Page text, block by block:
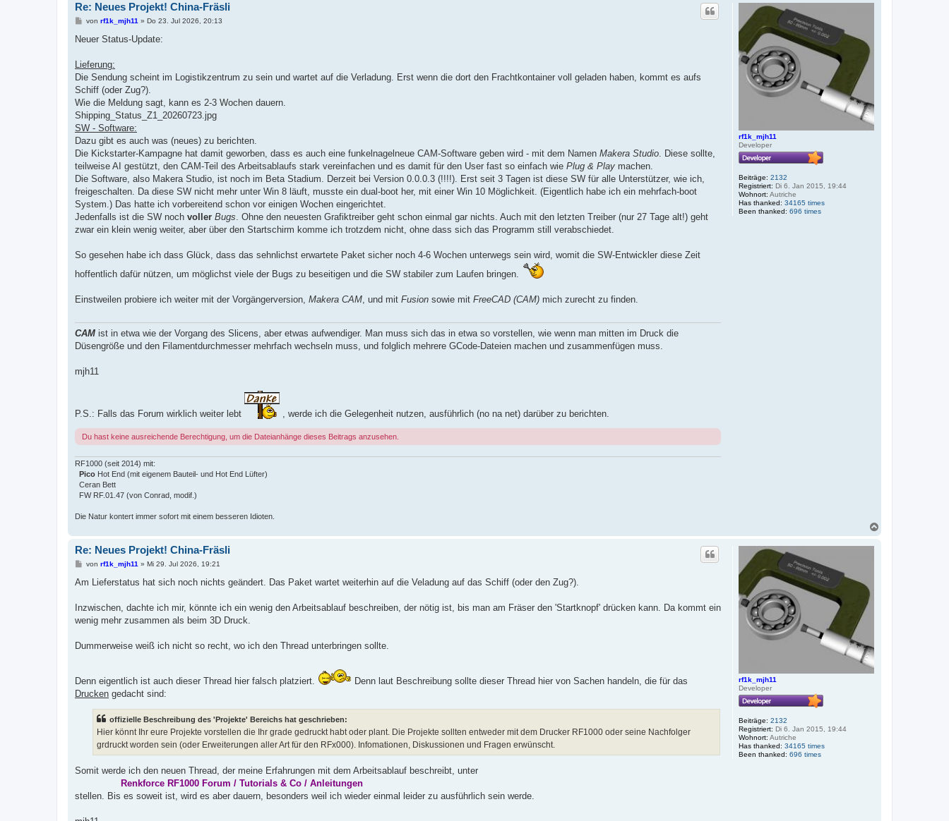
rf1k_mjh11
Developer
Beiträge: 2132
Registriert: Di 6. Jan 2015, 19:44
Wohnort: Autriche
Has thanked: 34165 times
Been thanked: 696 times
Re: Neues Projekt! China-Fräsli
B
i
a
g
von rf1k_mjh11 » Do 23. Jul 2026, 20:13
Neuer Status-Update:
Lieferung:
Die Sendung scheint im Logistikzentrum zu sein und wartet auf die Verladung. Erst wenn die dort den Frachtkontainer voll geladen haben, kommt es aufs
Schiff (oder Zug?).
Wie die Meldung sagt, kann es 2-3 Wochen dauern.
Shipping_Status_Z1_20260723.jpg
SW - Software:
Dazu gibt es auch was (neues) zu berichten.
Die Kickstarter-Kampagne hat damit geworben, dass es auch eine funkelnagelneue CAM-Software geben wird - mit dem Namen Makera Studio . Diese sollte,
teilweise AI gestützt, den CAM-Teil des Arbeitsablaufs stark vereinfachen und es damit für den User fast so einfach wie Plug & Play machen.
Die Software, also Makera Studio, ist noch im Beta Stadium. Derzeit bei Version 0.0.0.3 (!!!!). Erst seit 3 Tagen ist diese SW für alle Unterstützer, wie ich,
freigeschalten. Da diese SW nicht mehr unter Win 8 läuft, musste ein dual-boot her, mit einer Win 10 Möglichkeit. (Eigentlich habe ich ein mehrfach-boot
System.) Das hatte ich vorbereitend schon vor einigen Wochen eingerichtet.
Jedenfalls ist die SW noch voller Bugs . Ohne den neuesten Grafiktreiber geht schon einmal gar nichts. Auch mit den letzten Treiber (nur 27 Tage alt!) geht
zwar ein klein wenig weiter, aber über den Startschirm komme ich trotzdem nicht, ohne dass sich das Programm still verabschiedet.
So gesehen habe ich dass Glück, dass das sehnlichst erwartete Paket sicher noch 4-6 Wochen unterwegs sein wird, womit die SW-Entwickler diese Zeit
hoffentlich dafür nützen, um möglichst viele der Bugs zu beseitigen und die SW stabiler zum Laufen bringen.
Einstweilen probiere ich weiter mit der Vorgängerversion, Makera CAM , und mit Fusion sowie mit FreeCAD (CAM) mich zurecht zu finden.
CAM ist in etwa wie der Vorgang des Slicens, aber etwas aufwendiger. Man muss sich das in etwa so vorstellen, wie wenn man mitten im Druck die
Düsengröße und den Filamentdurchmesser mehrfach wechseln muss, und folglich mehrere GCode-Dateien machen und zusammenfügen muss.
mjh11
P.S.: Falls das Forum wirklich weiter lebt , werde ich die Gelegenheit nutzen, ausführlich (no na net) darüber zu berichten.
Du hast keine ausreichende Berechtigung, um die Dateianhänge dieses Beitrags anzusehen.
RF1000 (seit 2014) mit:
Pico Hot End (mit eigenem Bauteil- und Hot End Lüfter)
Ceran Bett
FW RF.01.47 (von Conrad, modif.)
Die Natur kontert immer sofort mit einem besseren Idioten.
rf1k_mjh11
Developer
Beiträge: 2132
Registriert: Di 6. Jan 2015, 19:44
Wohnort: Autriche
Has thanked: 34165 times
Been thanked: 696 times
Re: Neues Projekt! China-Fräsli
B
i
a
von rf1k_mjh11 » Mi 29. Jul 2026, 19:21
Am Lieferstatus hat sich noch nichts geändert. Das Paket wartet weiterhin auf die Veladung auf das Schiff (oder den Zug?).
Inzwischen, dachte ich mir, könnte ich ein wenig den Arbeitsablauf beschreiben, der nötig ist, bis man am Fräser den 'Startknopf' drücken kann. Da kommt ein
wenig mehr zusammen als beim 3D Druck.
Dummerweise weiß ich nicht so recht, wo ich den Thread unterbringen sollte.
Denn eigentlich ist auch dieser Thread hier falsch platziert.
Denn laut Beschreibung sollte dieser Thread hier von Sachen handeln, die für das
Drucken gedacht sind:
offizielle Beschreibung des 'Projekte' Bereichs hat geschrieben:
Hier könnt Ihr eure Projekte vorstellen die Ihr grade gedruckt habt oder plant. Die Projekte sollten entweder mit dem Drucker RF1000 oder seine Nachfolger
grdruckt worden sein (oder Erweiterungen aller Art für den RFx000). Infomationen, Diskussionen und Fragen erwünscht.
Somit werde ich den neuen Thread, der meine Erfahrungen mit dem Arbeitsablauf beschreibt, unter
Renkforce RF1000 Forum / Tutorials & Co / Anleitungen
stellen. Bis es soweit ist, wird es aber dauern, besonders weil ich wieder einmal leider zu ausführlich sein werde.